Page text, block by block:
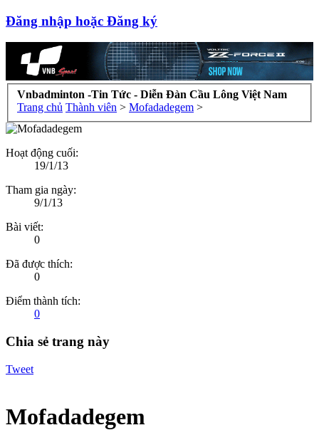
Đăng nhập hoặc Đăng ký
Vnbadminton -Tin Tức - Diễn Đàn Cầu Lông Việt Nam
Trang chủ Thành viên > Mofadadegem >
Hoạt động cuối:
19/1/13
Tham gia ngày:
9/1/13
Bài viết:
0
Đã được thích:
0
Điểm thành tích:
0
Chia sẻ trang này
Tweet
Mofadadegem